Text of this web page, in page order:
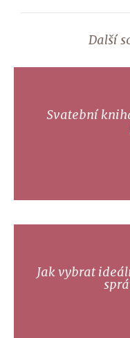
Další
Svatební
Jak vybrat